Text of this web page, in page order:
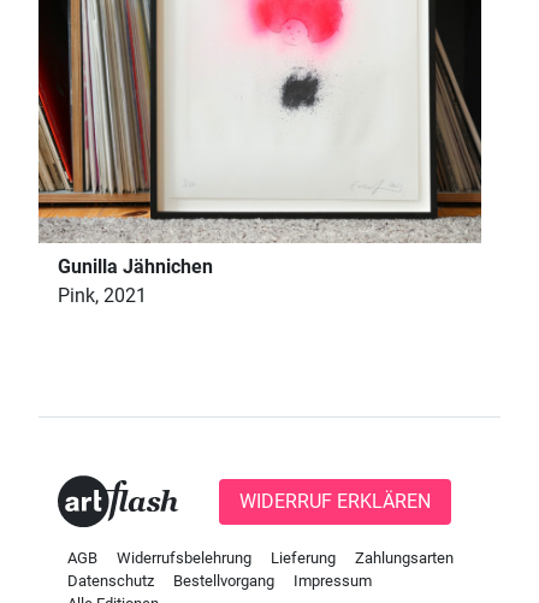
Gunilla Jähnichen
Pink, 2021
WIDERRUF ERKLÄREN
AGB Widerrufsbelehrung Lieferung
Zahlungsarten
Datenschutz
Bestellvorgang
Impressum